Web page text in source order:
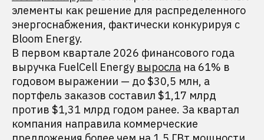
элементы как решение для распределенного
энергоснабжения, фактически конкурируя с
Bloom Energy.
В первом квартале 2026 финансового года
выручка FuelCell Energy выросла на 61% в
годовом выражении — до $30,5 млн, а
портфель заказов составил $1,17 млрд
против $1,31 млрд годом ранее. За квартал
компания направила коммерческие